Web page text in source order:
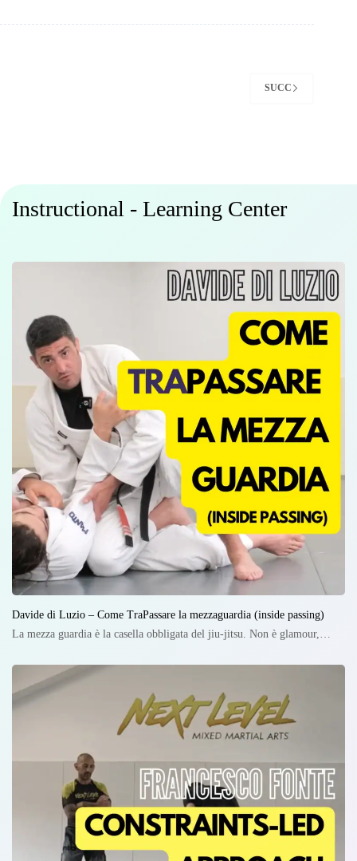
SUCC
Instructional - Learning Center
Davide di Luzio – Come TraPassare la mezzaguardia (inside passing)
La mezza guardia è la casella obbligata del jiu-jitsu. Non è glamour,…